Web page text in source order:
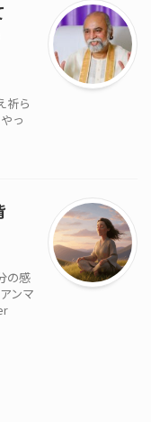
祈ら
っ
の感
ンマ